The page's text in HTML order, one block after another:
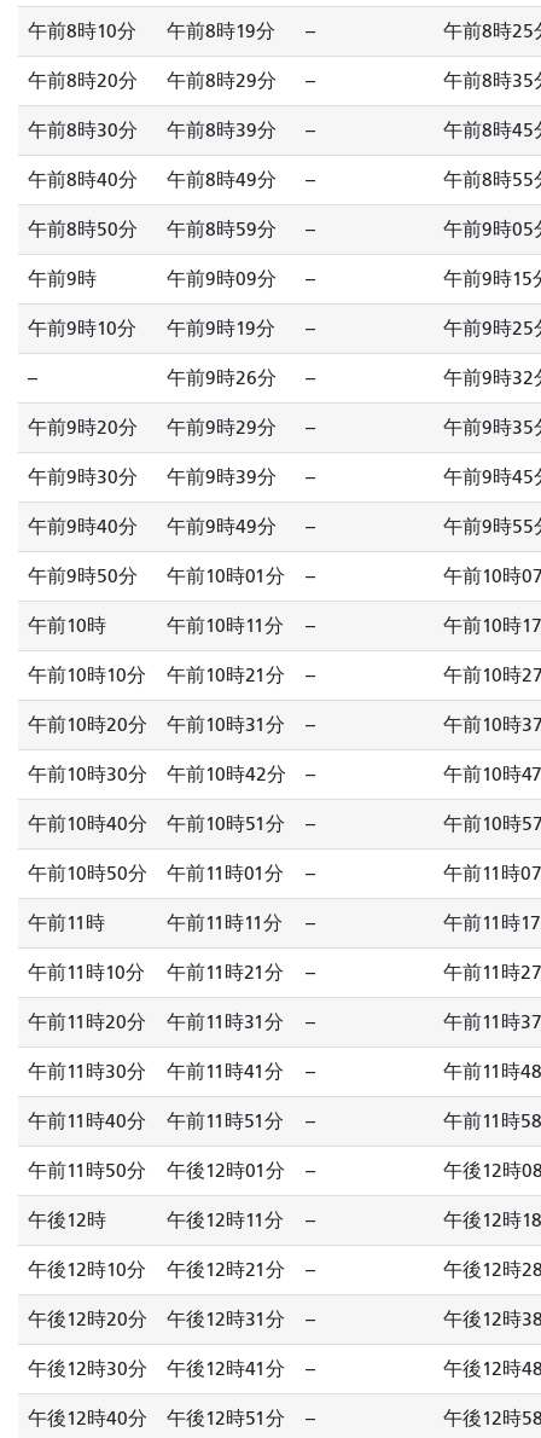
午前8時10分 午前8時19分 -- 午前8時25
午前8時20分 午前8時29分 -- 午前8時35
午前8時30分 午前8時39分 -- 午前8時45
午前8時40分 午前8時49分 -- 午前8時55
午前8時50分 午前8時59分 -- 午前9時05
午前9時 午前9時09分 -- 午前9時15
午前9時10分 午前9時19分 -- 午前9時25
-- 午前9時26分 -- 午前9時32
午前9時20分 午前9時29分 -- 午前9時35
午前9時30分 午前9時39分 -- 午前9時45
午前9時40分 午前9時49分 -- 午前9時55
午前9時50分 午前10時01分 -- 午前10時
午前10時 午前10時11分 -- 午前10時
午前10時10分 午前10時21分 -- 午前10時
午前10時20分 午前10時31分 -- 午前10時
午前10時30分 午前10時42分 -- 午前10時
午前10時40分 午前10時51分 -- 午前10時
午前10時50分 午前11時01分 -- 午前11時
午前11時 午前11時11分 -- 午前11時
午前11時10分 午前11時21分 -- 午前11時
午前11時20分 午前11時31分 -- 午前11時
午前11時30分 午前11時41分 -- 午前11時
午前11時40分 午前11時51分 -- 午前11時
午前11時50分 午後12時01分 -- 午後12時
午後12時 午後12時11分 -- 午後12時
午後12時10分 午後12時21分 -- 午後12時
午後12時20分 午後12時31分 -- 午後12時
午後12時30分 午後12時41分 -- 午後12時
午後12時40分 午後12時51分 -- 午後12時